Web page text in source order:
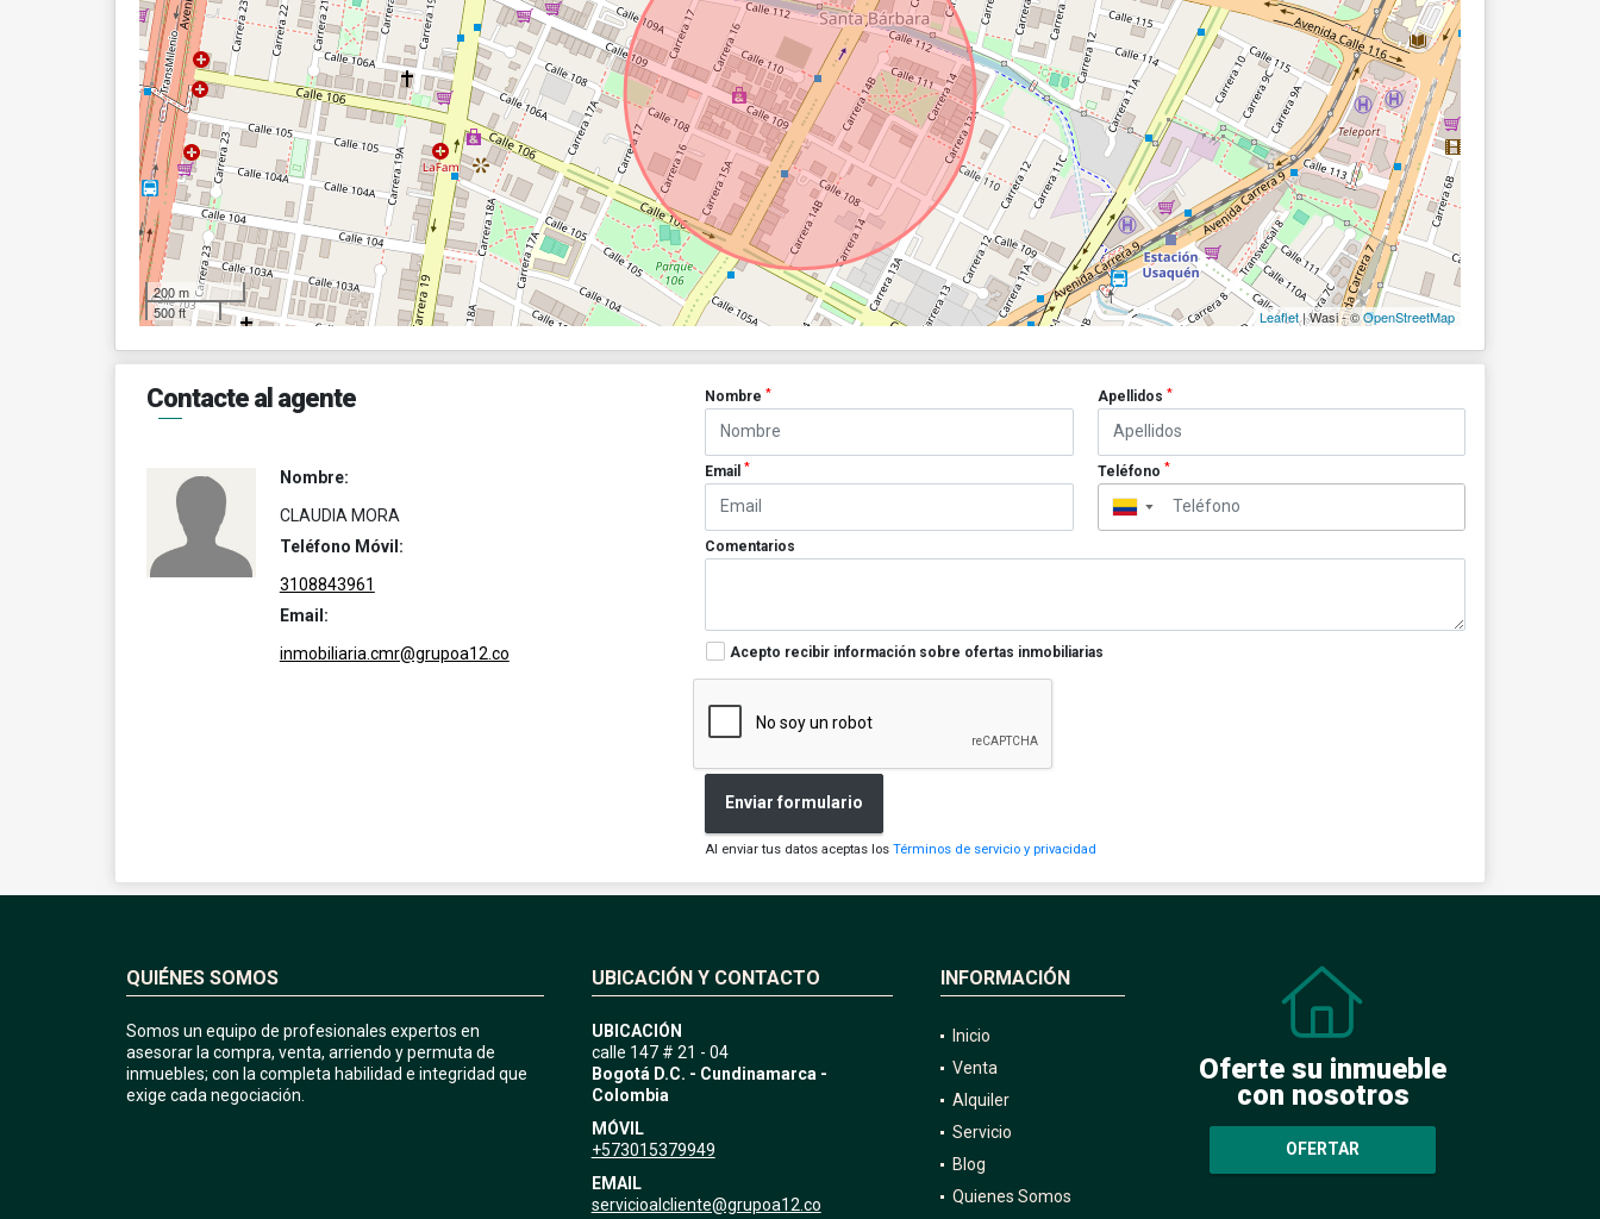
200 m
500 ft
Leaflet| Wasi - ©OpenStreetMap
Contacte al agente
Nombre:
CLAUDIA MORA
Teléfono Móvil:
3108843961
Email:
inmobiliaria.cmr@grupoa12.co
Nombre* Apellidos *
Email* Teléfono *
▼
Comentarios
Acepto recibir información sobre ofertas inmobiliarias
Enviar formulario
Al enviar tus datos aceptas losTérminos de servicio y privacidad
QUIÉNES SOMOS
Somos un equipo de profesionales expertos en
asesorar la compra, venta, arriendo y permuta de
inmuebles; con la completa habilidad e integridad que
exige cada negociación.
UBICACIÓN Y CONTACTO
UBICACIÓN
calle 147 # 21 - 04
Bogotá D.C. - Cundinamarca -
Colombia
MÓVIL
+573015379949
EMAIL
servicioalcliente@grupoa12.co
INFORMACIÓN
Inicio
Venta
Alquiler
Servicio
Blog
Quienes Somos
Oferte su inmueble
con nosotros
OFERTAR